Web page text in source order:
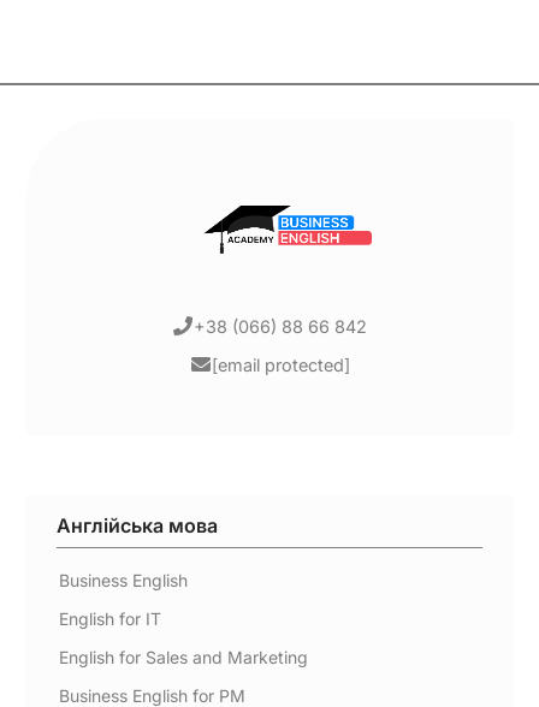
+38 (066) 88 66 842
[email protected]
Англійська мова
Business English
English for IT
English for Sales and Marketing
Business English for PM